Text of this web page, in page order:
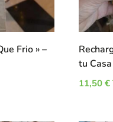
Frio » –
tu
11,50€